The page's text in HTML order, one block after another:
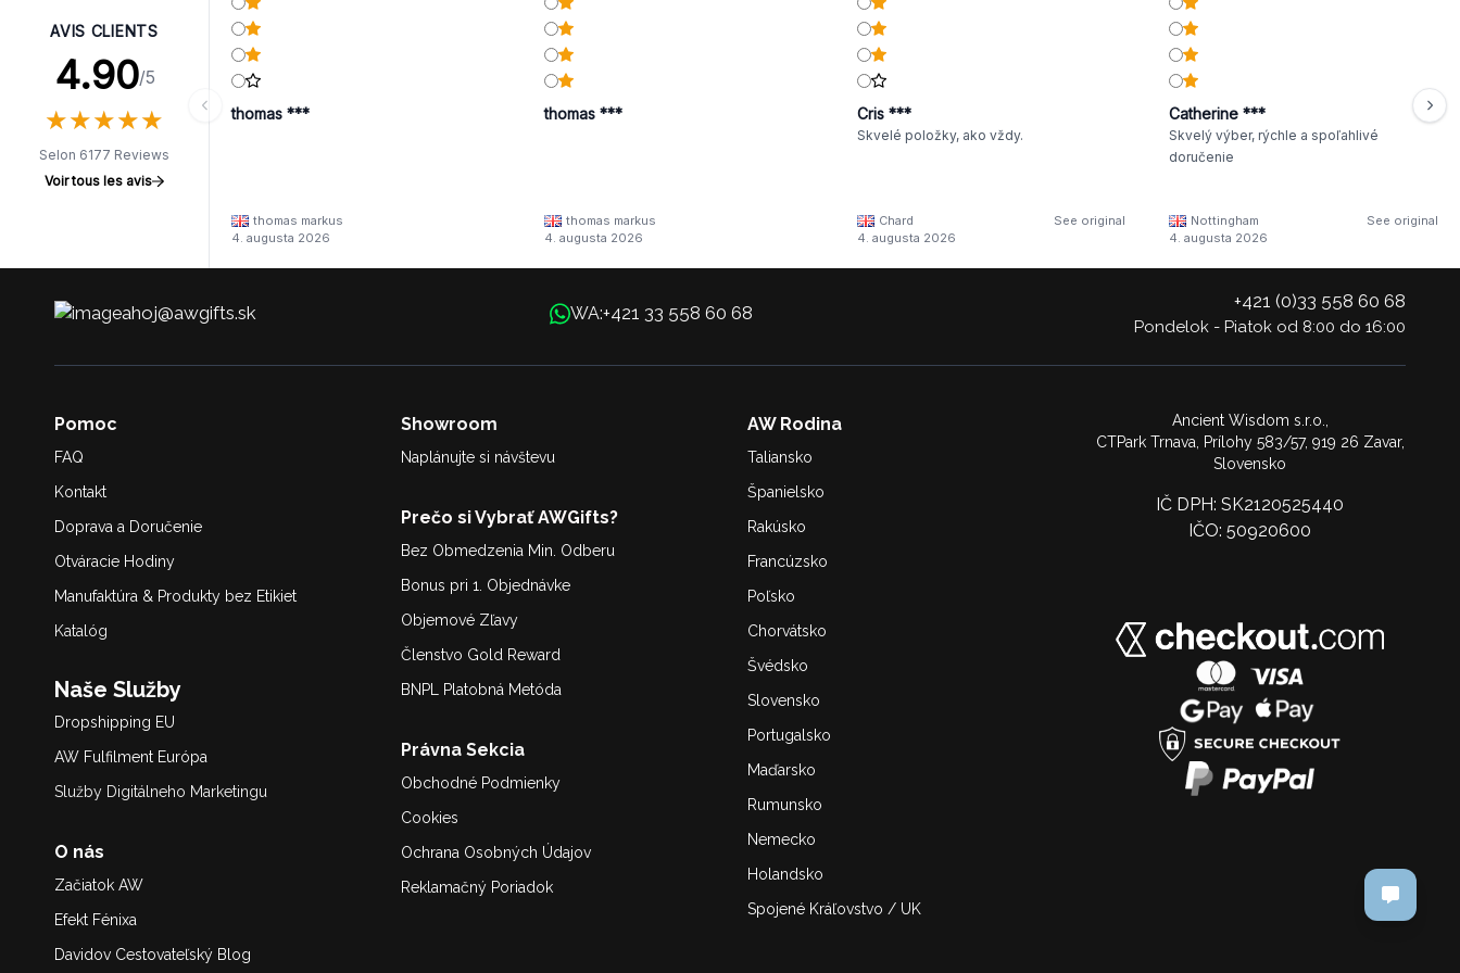
AVIS CLIENTS
4.90/5
★★★★★
★★★★★
Selon 6177 Reviews
Voir tous les avis
thomas ***
thomas markus
4. augusta 2026
thomas ***
thomas markus
4. augusta 2026
Cris ***
Skvelé položky, ako vždy.
Chard
See original
4. augusta 2026
Catherine ***
Skvelý výber, rýchle a spoľahlivé
doručenie
Nottingham
See original
4. augusta 2026
ahoj@awgifts.sk WA:+421 33 558 60 68
+421 (0)33 558 60 68
Pondelok - Piatok od 8:00 do 16:00
Pomoc
FAQ
Kontakt
Doprava a Doručenie
Otváracie Hodiny
Manufaktúra & Produkty bez Etikiet
Katalóg
Naše Služby
Dropshipping EU
AW Fulfilment Európa
Služby Digitálneho Marketingu
O nás
Začiatok AW
Efekt Fénixa
Davidov Cestovateľský Blog
Showroom
Naplánujte si návštevu
Prečo si Vybrať AWGifts?
Bez Obmedzenia Min. Odberu
Bonus pri 1. Objednávke
Objemové Zľavy
Členstvo Gold Reward
BNPL Platobná Metóda
Právna Sekcia
Obchodné Podmienky
Cookies
Ochrana Osobných Údajov
Reklamačný Poriadok
AW Rodina
Taliansko
Španielsko
Rakúsko
Francúzsko
Poľsko
Chorvátsko
Švédsko
Slovensko
Portugalsko
Maďarsko
Rumunsko
Nemecko
Holandsko
Spojené Kráľovstvo / UK
Ancient Wisdom s.r.o.,
CTPark Trnava, Prílohy 583/57, 919 26 Zavar,
Slovensko
IČ DPH: SK2120525440
IČO: 50920600